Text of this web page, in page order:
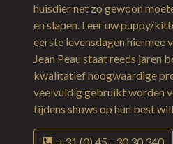
huisdier net zo gewoon
en slapen. Leer uw puppy/
eerste levensdagen hiermee
Jean Peau staat reeds jaren
kwalitatief hoogwaardige
veelvuldig gebruikt worden
tijdens shows op hun best